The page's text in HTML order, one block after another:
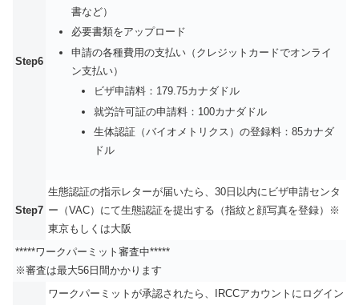
Step6
書など）
必要書類をアップロード
申請の各種費用の支払い（クレジットカードでオンライ
ン支払い）
ビザ申請料：179.75カナダドル
就労許可証の申請料：100カナダドル
生体認証（バイオメトリクス）の登録料：85カナダ
ドル
Step7
生態認証の指示レターが届いたら、30日以内にビザ申請センタ
ー（VAC）にて生態認証を提出する（指紋と顔写真を登録）※
東京もしくは大阪
*****ワークパーミット審査中*****
※審査は最大56日間かかります
ワークパーミットが承認されたら、IRCCアカウントにログイン